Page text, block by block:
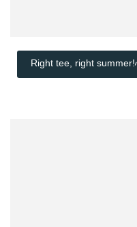
Right tee, right